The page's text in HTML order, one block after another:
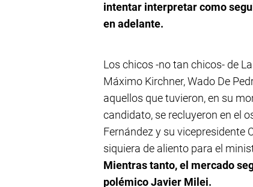
intentar interpretar como
en adelante.
Los chicos -no tan chicos- de
Máximo Kirchner, Wado De
aquellos que tuvieron, en su
candidato, se recluyeron en el
Fernández y su vicepresidente
siquiera de aliento para el
Mientras tanto, el mercado
polémico Javier Milei.